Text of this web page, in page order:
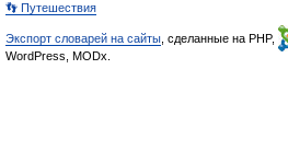
👣 Путешествия
Экспорт словарей на сайты , сделанные на PHP,
WordPress, MODx.